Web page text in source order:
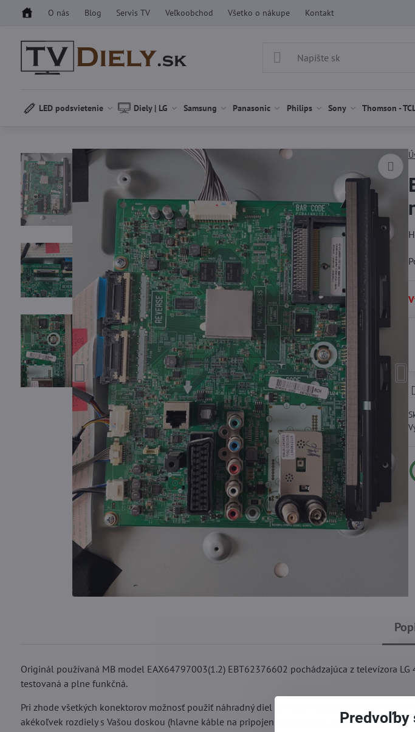
O nás Blog Servis TV Veľkoobchod Všetko o nákupe Kontakt
LED podsvietenie Diely | LG Samsung Panasonic Philips Sony Thomson -
Originál používaná MB model EAX64797003(1.2) EBT62376602 pochádzajúca z televízora LG
testovaná a plne funkčná.
Pri zhode všetkých konektorov možnosť použiť náhradný diel aj v iných modeloch. Pred
akékoľvek rozdiely s Vašou doskou (hlavne káble na pripojenie obrazovky, zdroja a pod). V
Predvoľby